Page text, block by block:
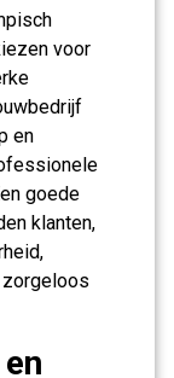
voor
en
goede
klanten,